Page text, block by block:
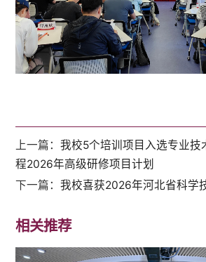
上一篇：我校5个培训项目入选专业技
程2026年高级研修项目计划
下一篇：我校喜获2026年河北省科学
相关推荐